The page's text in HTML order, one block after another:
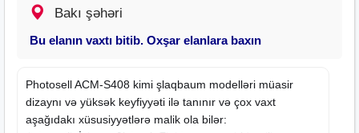
Bakı şəhəri
Bu elanın vaxtı bitib. Oxşar elanlara baxın
Photosell ACM-S408 kimi şlaqbaum modelləri müasir
dizaynı və yüksək keyfiyyəti ilə tanınır və çox vaxt
aşağıdakı xüsusiyyətlərə malik ola bilər: